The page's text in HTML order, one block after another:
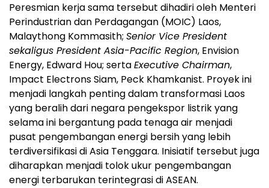
Peresmian kerja sama tersebut dihadiri oleh Menteri
Perindustrian dan Perdagangan (MOIC) Laos,
Malaythong Kommasith; Senior Vice President
sekaligus President Asia-Pacific Region, Envision
Energy, Edward Hou; sertaExecutive Chairman,
Impact Electrons Siam, Peck Khamkanist. Proyek ini
menjadi langkah penting dalam transformasi Laos
yang beralih dari negara pengekspor listrik yang
selama ini bergantung pada tenaga air menjadi
pusat pengembangan energi bersih yang lebih
terdiversifikasi di Asia Tenggara. Inisiatif tersebut juga
diharapkan menjadi tolok ukur pengembangan
energi terbarukan terintegrasi di ASEAN.